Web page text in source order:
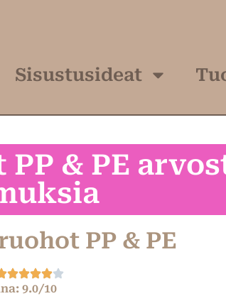
Sisustusideat
& PE
PP & PE
9.0/10